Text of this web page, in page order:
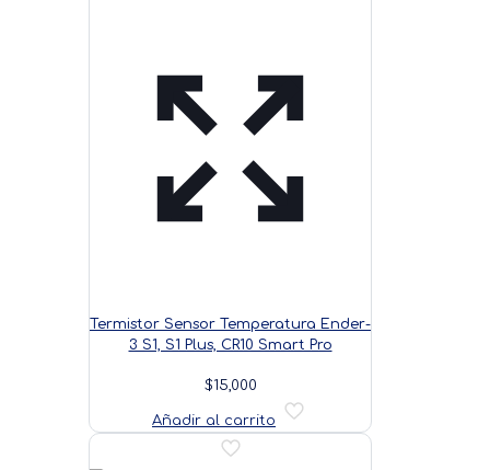
Termistor Sensor Temperatura Ender-
3 S1, S1 Plus, CR10 Smart Pro
$15,000
Añadir al carrito